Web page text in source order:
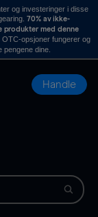
og investeringer i disse
70% av ikke-
produkter med denne
OTC-opsjoner fungerer og
dine.
Handle